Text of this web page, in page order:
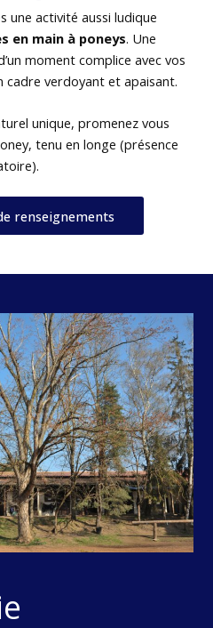
une activité aussi ludique
en main à poneys. Une
moment complice avec vos
cadre verdoyant et apaisant.
unique, promenez vous
tenu en longe (présence
renseignements